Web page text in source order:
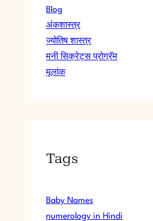
Blog
अंकशास्त्र
ज्योतिष शास्त्र
मनी सिक्रेट्स प्रोग्रॅम
मूलांक
Tags
Baby Names
numerology in Hindi